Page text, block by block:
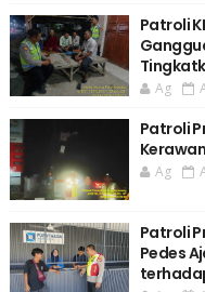
Patroli
Ag
Patroli
Ag
Patroli
Pedes